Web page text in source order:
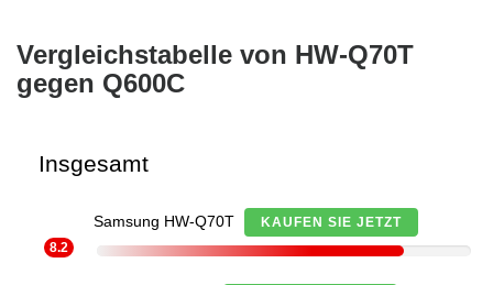
Vergleichstabelle von HW-Q70T
gegen Q600C
Insgesamt
Samsung HW-Q70T
KAUFEN SIE JETZT
8.2